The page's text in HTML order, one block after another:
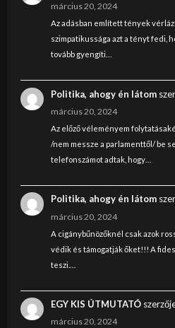
március 20, 2024
Az adásban említett tények
szimpatikussága azt a tényt fedi,
tovább gyengíti…
Politika, ahogy én látom
március 20, 2024
Az előző véleményem
/nem messze a parlamenttől/ be
telefonszámot adtak, hogy…
Politika, ahogy én látom
március 20, 2024
A cigánybűnözőknél csak azok
védik és támogatják őket!!! A
teszi.…
EGY KIS ÚTMUTATÓ
március 20, 2024